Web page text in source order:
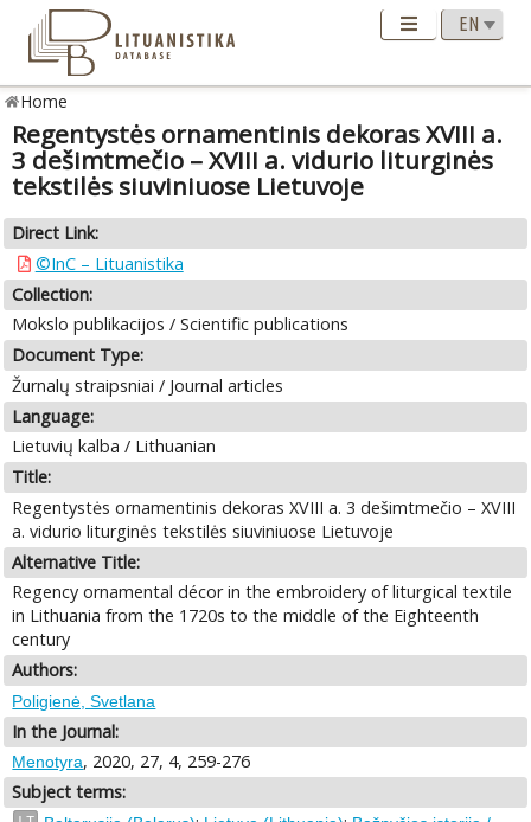
Home
Regentystės ornamentinis dekoras XVIII a.
3 dešimtmečio – XVIII a. vidurio liturginės
tekstilės siuviniuose Lietuvoje
Direct Link:
©InC – Lituanistika
Collection:
Mokslo publikacijos / Scientific publications
Document Type:
Žurnalų straipsniai / Journal articles
Language:
Lietuvių kalba / Lithuanian
Title:
Regentystės ornamentinis dekoras XVIII a. 3 dešimtmečio – XVIII
a. vidurio liturginės tekstilės siuviniuose Lietuvoje
Alternative Title:
Regency ornamental décor in the embroidery of liturgical textile
in Lithuania from the 1720s to the middle of the Eighteenth
century
Authors:
Poligienė, Svetlana
In the Journal:
Menotyra, 2020, 27, 4, 259-276
Subject terms: